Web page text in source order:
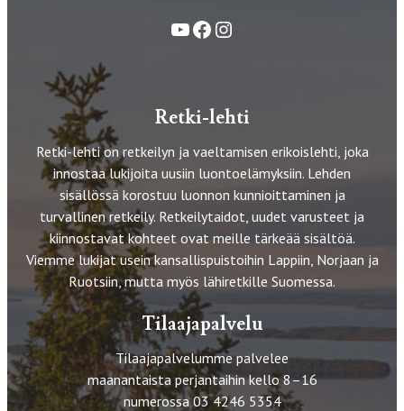
YouTube
FacebookInstagram
Retki-lehti
Retki-lehti on retkeilyn ja vaeltamisen erikoislehti, joka
innostaa lukijoita uusiin luontoelämyksiin. Lehden
sisällössä korostuu luonnon kunnioittaminen ja
turvallinen retkeily. Retkeilytaidot, uudet varusteet ja
kiinnostavat kohteet ovat meille tärkeää sisältöä.
Viemme lukijat usein kansallispuistoihin Lappiin, Norjaan ja
Ruotsiin, mutta myös lähiretkille Suomessa.
Tilaajapalvelu
Tilaajapalvelumme palvelee
maanantaista perjantaihin kello 8–16
numerossa 03 4246 5354